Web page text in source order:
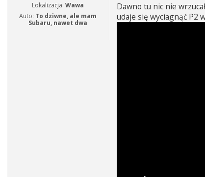
Lokalizacja:Wawa
Auto: To dziwne, ale mam
Subaru, nawet dwa
t
Dawno tu nic nie
udaje się wyciagnąć P2